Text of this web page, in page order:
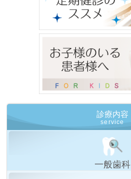
診療内容
service
一般歯科